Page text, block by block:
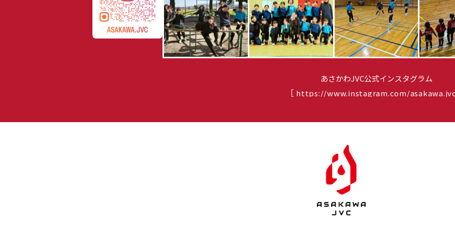
あさかわJVC公式インスタグラム
［ https://www.instagram.com/